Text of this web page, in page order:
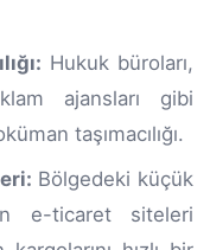
Hukuk büroları,
ajansları gibi
taşımacılığı.
Bölgedeki küçük
e-ticaret siteleri